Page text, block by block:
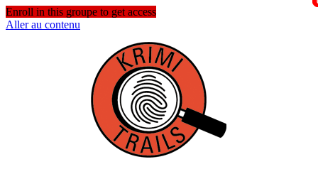
Enroll in this groupe to get access
Aller au contenu